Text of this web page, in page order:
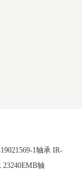
1轴承 IR-
23240EMB轴